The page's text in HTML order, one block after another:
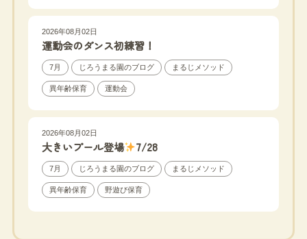
2026年08月02日
運動会のダンス初練習！
7月 じろうまる園のブログ まるじメソッド
異年齢保育 運動会
2026年08月02日
大きいプール登場 7/28
7月 じろうまる園のブログ まるじメソッド
異年齢保育 野遊び保育